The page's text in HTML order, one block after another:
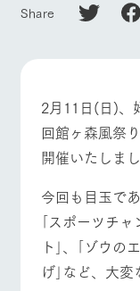
営業時
間・料金
交通アク
セス
施設
フ
花のあ
自然環
季節の
りを存分
レ
ン
牧場の
生産品を見る
ArkFarm
お知らせ
ブログ
お問い合わせ・
生産品カタログ
English (Google
牧場トップ
イベント/フェア
Share
2月11日(日)、
回館ヶ森風祭
開催いたしまし
今回も目玉で
｢スポーツチ
ト｣、｢ゾウの
げ｣など、大変